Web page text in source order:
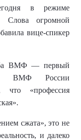
в режиме
Слова огромной
вице-спикер
ВМФ — первый
ВМФ России
что «профессия
сжата», это не
и далеко